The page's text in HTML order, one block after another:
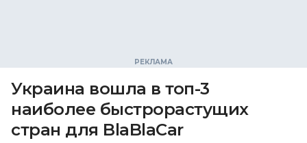
Украина вошла в топ-3
наиболее быстрорастущих
стран для BlaBlaCar